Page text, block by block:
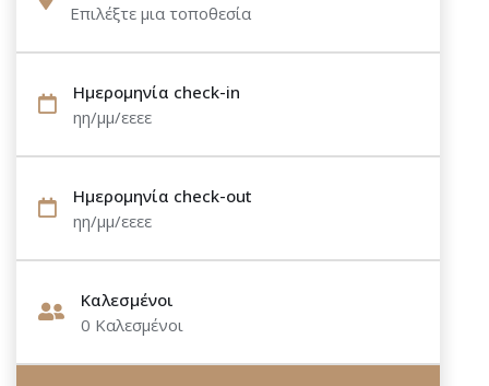
Επιλέξτε μια τοποθεσία
Ημερομηνία check-in
ηη/μμ/εεεε
Ημερομηνία check-out
ηη/μμ/εεεε
Καλεσμένοι
0 Καλεσμένοι